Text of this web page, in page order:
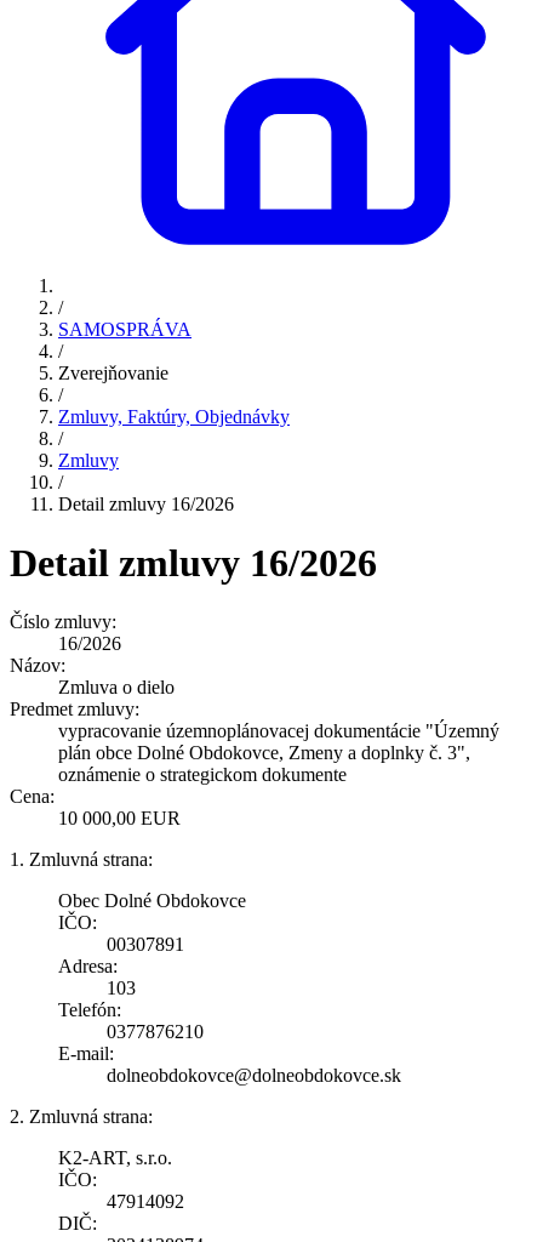
/
SAMOSPRÁVA
/
Zverejňovanie
/
Zmluvy, Faktúry, Objednávky
/
Zmluvy
/
Detail zmluvy 16/2026
Detail zmluvy 16/2026
Číslo zmluvy:
16/2026
Názov:
Zmluva o dielo
Predmet zmluvy:
vypracovanie územnoplánovacej dokumentácie "Územný
plán obce Dolné Obdokovce, Zmeny a doplnky č. 3",
oznámenie o strategickom dokumente
Cena:
10 000,00 EUR
1. Zmluvná strana:
Obec Dolné Obdokovce
IČO:
00307891
Adresa:
103
Telefón:
0377876210
E-mail:
dolneobdokovce@dolneobdokovce.sk
2. Zmluvná strana:
K2-ART, s.r.o.
IČO:
47914092
DIČ: